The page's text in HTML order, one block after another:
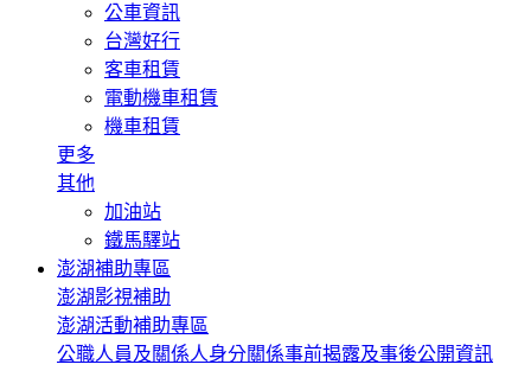
公車資訊
台灣好行
客車租賃
電動機車租賃
機車租賃
更多
其他
加油站
鐵馬驛站
澎湖補助專區
澎湖影視補助
澎湖活動補助專區
公職人員及關係人身分關係事前揭露及事後公開資訊